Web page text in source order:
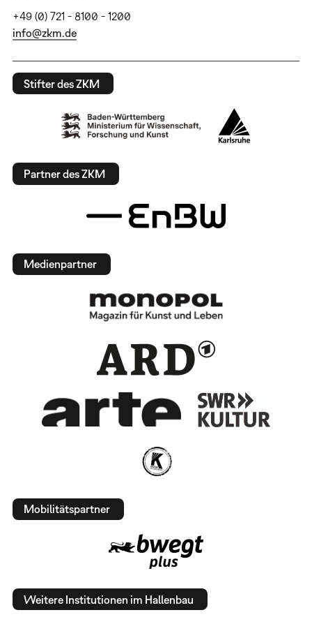
+49 (0) 721 - 8100 - 1200
info@zkm.de
Stifter des ZKM
Partner des ZKM
Medienpartner
Mobilitätspartner
Weitere Institutionen im Hallenbau